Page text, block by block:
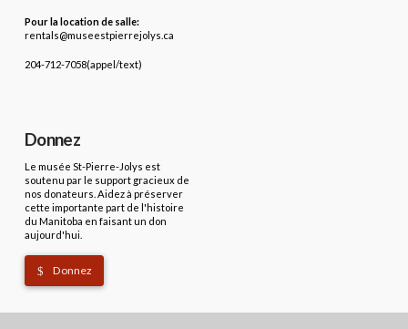
Pour la location de salle:
rentals@museestpierrejolys.ca
204-712-7058(appel/text)
Donnez
Le musée St-Pierre-Jolys est
soutenu par le support gracieux de
nos donateurs. Aidez à préserver
cette importante part de l'histoire
du Manitoba en faisant un don
aujourd'hui.
Donnez